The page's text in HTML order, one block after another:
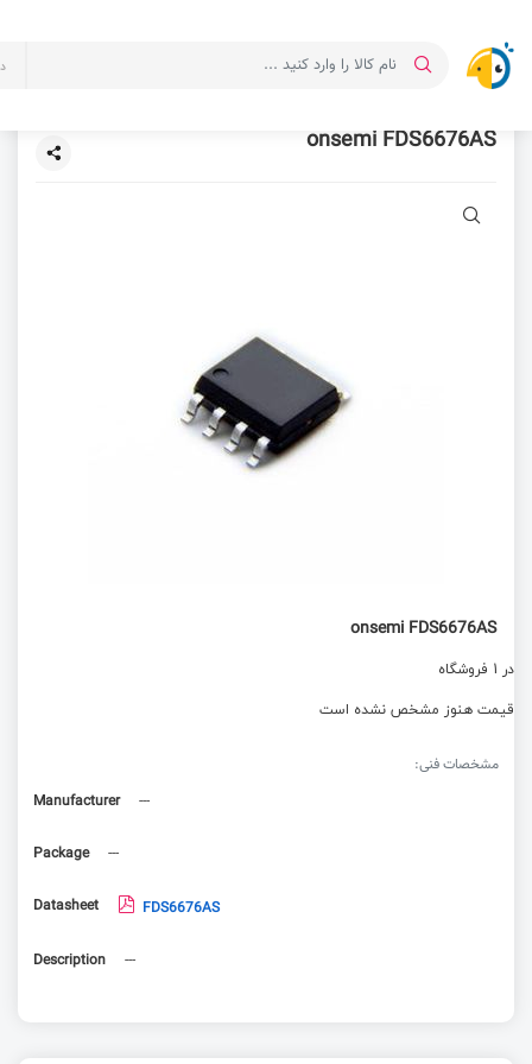
onsemi FDS6676AS
onsemi FDS6676AS
در 1 فروشگاه
قیمت هنوز مشخص نشده است
مشخصات فنی:
Manufacturer
---
Package ---
Datasheet FDS6676AS
Description ---